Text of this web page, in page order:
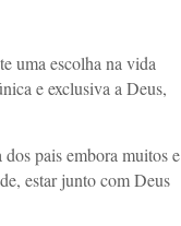
uma escolha na vida
e exclusiva a Deus,
pais embora muitos e
estar junto com Deus